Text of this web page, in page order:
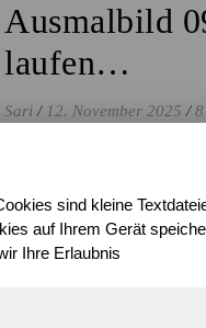
Ausmalbild
laufen…
Sari / 12. November 2025 /
D
a ist er
vermisst?
wieder hier auf
dem einen oder anderen
sind kleine
auf Ihrem Gerät
Ihre Erlaubnis